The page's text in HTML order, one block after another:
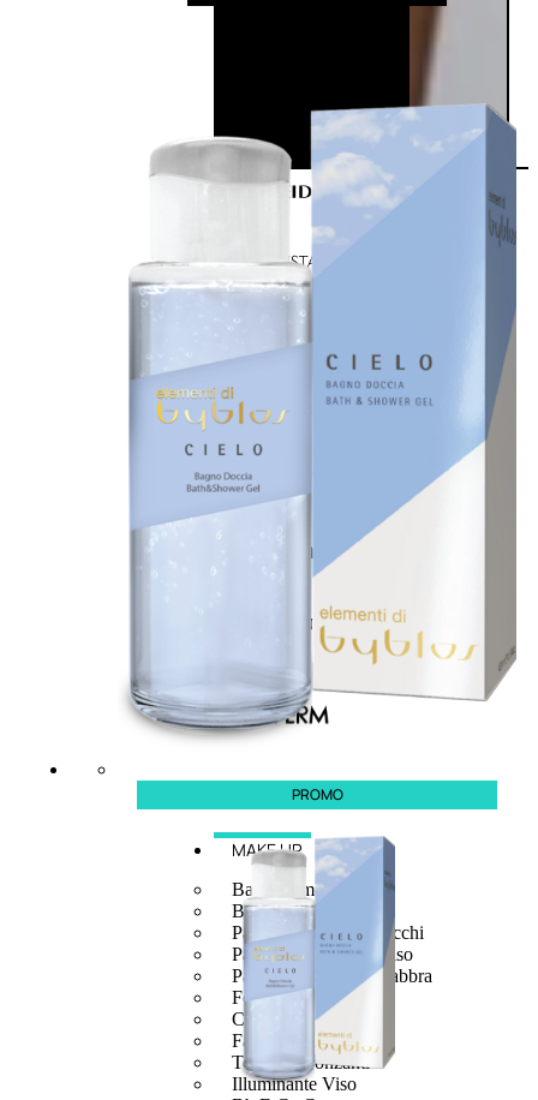
MAKE UP
Base/ Primer Occhi
Base/ Primer Viso
Palette E Cofanetti Occhi
Palette E Cofanetti Viso
Palette E Cofanetti Labbra
Fondotinta
Cipria
Fard/Blush
Terre Abbronzanti
Illuminante Viso
PROMO